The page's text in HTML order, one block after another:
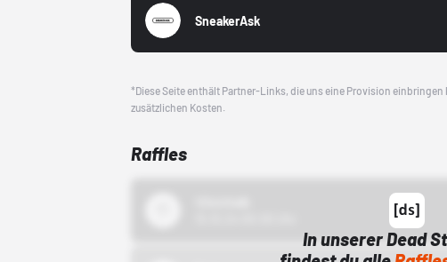
SneakerAsk
*Diese Seite enthält Partner-Links, die uns eine Provision
zusätzlichen Kosten.
Raffles
In unserer Dead